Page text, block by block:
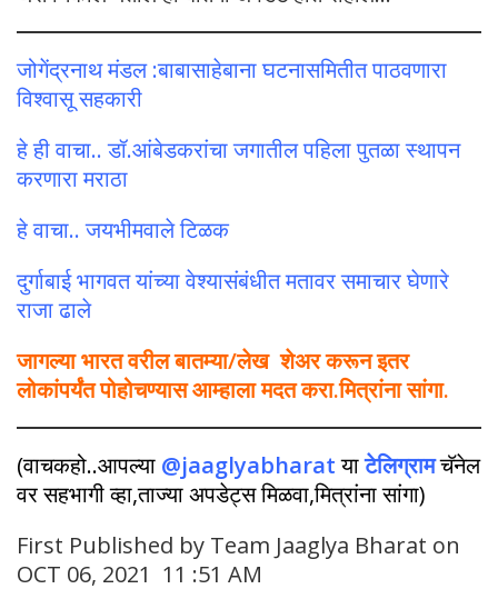
जोगेंद्रनाथ मंडल :बाबासाहेबाना घटनासमितीत पाठवणारा
विश्वासू सहकारी
हे ही वाचा.. डॉ.आंबेडकरांचा जगातील पहिला पुतळा स्थापन
करणारा मराठा
हे वाचा.. जयभीमवाले टिळक
दुर्गाबाई भागवत यांच्या वेश्यासंबंधीत मतावर समाचार घेणारे
राजा ढाले
जागल्या भारत वरील बातम्या/लेख शेअर करून इतर
लोकांपर्यंत पोहोचण्यास आम्हाला मदत करा.मित्रांना सांगा.
(वाचकहो..आपल्या @jaaglyabharat याटेलिग्रामचॅनेल
वर सहभागी व्हा,ताज्या अपडेट्स मिळवा,मित्रांना सांगा)
First Published by Team Jaaglya Bharat on
OCT 06, 2021 11 :51 AM